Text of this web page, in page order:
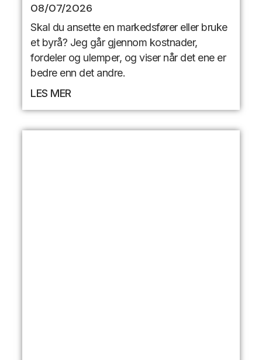
08/07/2026
Skal du ansette en markedsfører eller bruke
et byrå? Jeg går gjennom kostnader,
fordeler og ulemper, og viser når det ene er
bedre enn det andre.
LES MER